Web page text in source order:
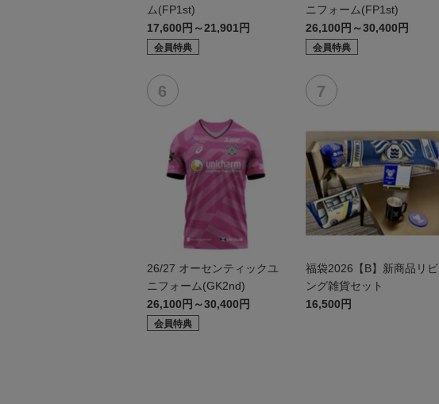
ム(FP1st)
17,600円～21,901円
会員特典
ニフォーム(FP1st)
26,100円～30,400円
会員特典
26/27 オーセンティックユ
ニフォーム(GK2nd)
26,100円～30,400円
会員特典
福袋2026【B】新商品リビ
ング雑貨セット
16,500円